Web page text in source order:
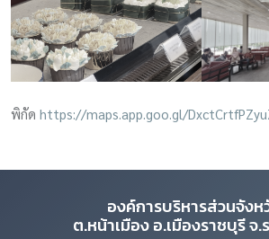
พิกัด https://maps.app.goo.gl/
องค์การบริหารส่วนจัง
ต.หน้าเมือง อ.เมืองราชบุรี